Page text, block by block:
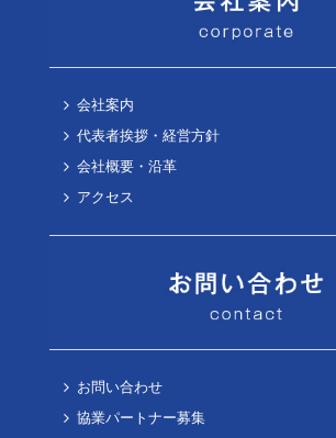
会社案内
代表者挨拶・経営方針
会社概要・沿革
アクセス
お問い合わせ
協業パートナー募集